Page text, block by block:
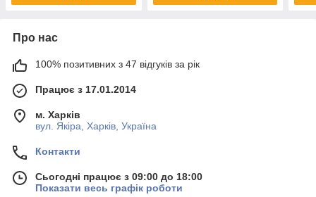
Про нас
100% позитивних з 47 відгуків за рік
Працює з 17.01.2014
м. Харків
вул. Якіра, Харків, Україна
Контакти
Сьогодні працює з 09:00 до 18:00
Показати весь графік роботи